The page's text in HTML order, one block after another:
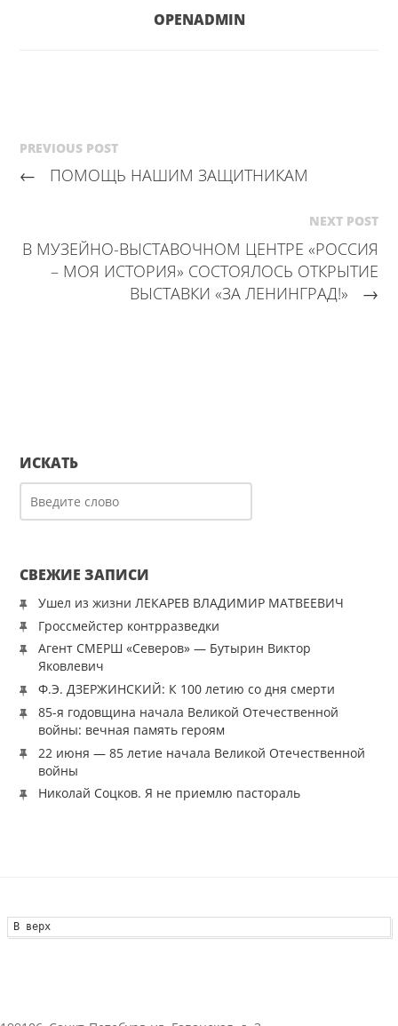
OPENADMIN
PREVIOUS POST
← ПОМОЩЬ НАШИМ ЗАЩИТНИКАМ
NEXT POST
В МУЗЕЙНО-ВЫСТАВОЧНОМ ЦЕНТРЕ «РОССИЯ
– МОЯ ИСТОРИЯ» СОСТОЯЛОСЬ ОТКРЫТИЕ
ВЫСТАВКИ «ЗА ЛЕНИНГРАД!»
→
ИСКАТЬ
СВЕЖИЕ ЗАПИСИ
Ушел из жизни ЛЕКАРЕВ ВЛАДИМИР МАТВЕЕВИЧ
Гроссмейстер контрразведки
Агент СМЕРШ «Северов» — Бутырин Виктор
Яковлевич
Ф.Э. ДЗЕРЖИНСКИЙ: К 100 летию со дня смерти
85-я годовщина начала Великой Отечественной
войны: вечная память героям
22 июня — 85 летие начала Великой Отечественной
войны
Николай Соцков. Я не приемлю пастораль
В верх